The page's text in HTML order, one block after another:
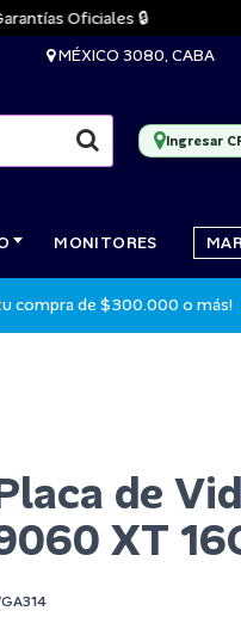
Oficiales 🔒
MÉXICO 3080, CABA
Ingresar
MONITORES
compra de $300.000 o más!
de
XT